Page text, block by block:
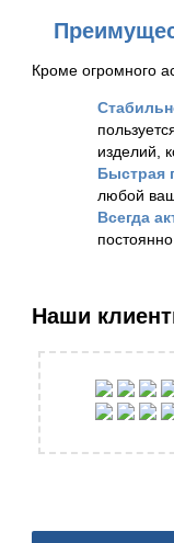
Кроме огромного
изделий,
Быстрая
любой
Всегда
Наши